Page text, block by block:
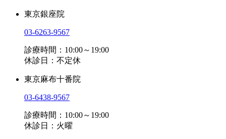
東京銀座院
03-6263-9567
診療時間：10:00～19:00
休診日：不定休
東京麻布十番院
03-6438-9567
診療時間：10:00～19:00
休診日：火曜